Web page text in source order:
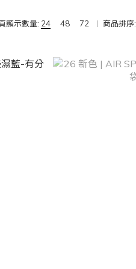
顯示數量: 24 48 72 商品排序: